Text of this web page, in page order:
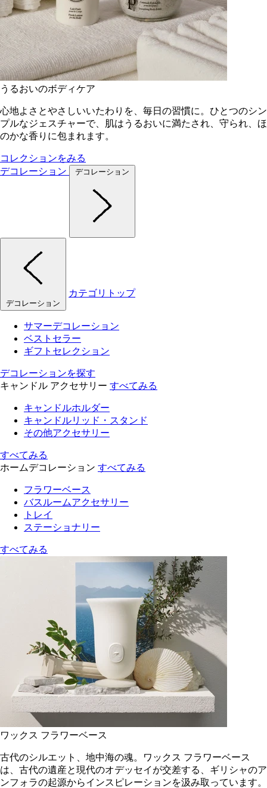
うるおいのボディケア
心地よさとやさしいいたわりを、毎日の習慣に。ひとつのシン
プルなジェスチャーで、肌はうるおいに満たされ、守られ、ほ
のかな香りに包まれます。
コレクションをみる
デコレーション
デコレーション
デコレーション
カテゴリトップ
サマーデコレーション
ベストセラー
ギフトセレクション
デコレーションを探す
キャンドル アクセサリー すべてみる
キャンドルホルダー
キャンドルリッド・スタンド
その他アクセサリー
すべてみる
ホームデコレーション すべてみる
フラワーベース
バスルームアクセサリー
トレイ
ステーショナリー
すべてみる
ワックス フラワーベース
古代のシルエット、地中海の魂。ワックス フラワーベース
は、古代の遺産と現代のオデッセイが交差する、ギリシャのア
ンフォラの起源からインスピレーションを汲み取っています。